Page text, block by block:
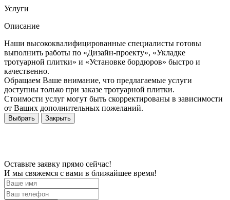
Услуги
Описание
Наши высококвалифицированные специалисты готовы
выполнить работы по «Дизайн-проекту», «Укладке
тротуарной плитки» и «Установке бордюров» быстро и
качественно.
Обращаем Ваше внимание, что предлагаемые услуги
доступны только при заказе тротуарной плитки.
Стоимости услуг могут быть скорректированы в зависимости
от Ваших дополнительных пожеланий.
Выбрать Закрыть
Оставьте заявку прямо сейчас!
И мы свяжемся с вами в ближайшее время!